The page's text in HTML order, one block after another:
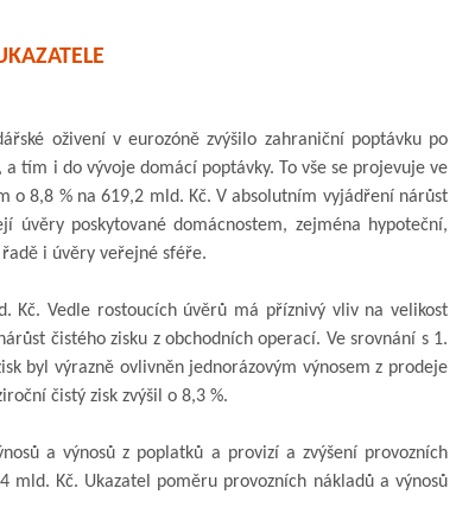
oživení v eurozóně zvýšilo zahraniční poptávku po
tím i do vývoje domácí poptávky. To vše se projevuje ve
8,8 % na 619,2 mld. Kč. V absolutním vyjádření nárůst
úvěry poskytované domácnostem, zejména hypoteční,
i úvěry veřejné sféře.
Kč. Vedle rostoucích úvěrů má příznivý vliv na velikost
čistého zisku z obchodních operací. Ve srovnání s 1.
byl výrazně ovlivněn jednorázovým výnosem z prodeje
čistý zisk zvýšil o 8,3 %.
a výnosů z poplatků a provizí a zvýšení provozních
Kč. Ukazatel poměru provozních nákladů a výnosů